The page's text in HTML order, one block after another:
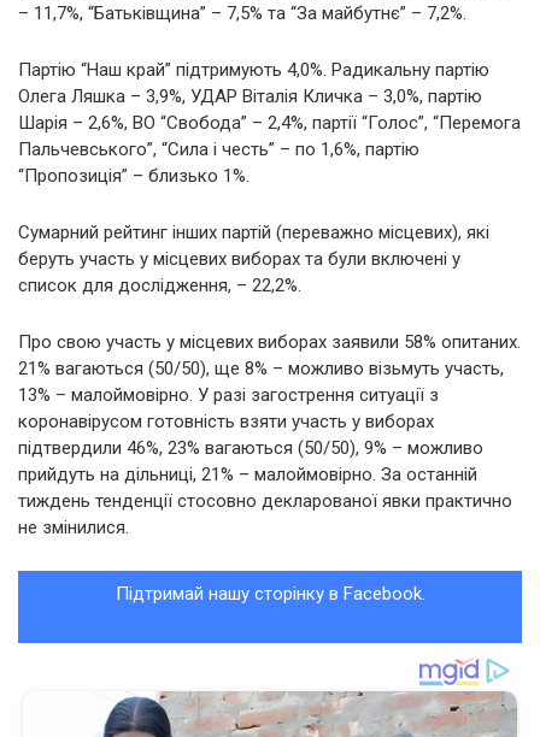
– 11,7%, “Батьківщина” – 7,5% та “За майбутнє” – 7,2%.
Партію “Наш край” підтримують 4,0%. Радикальну партію
Олега Ляшка – 3,9%, УДАР Віталія Кличка – 3,0%, партію
Шарія – 2,6%, ВО “Свобода” – 2,4%, партії “Голос”, “Перемога
Пальчевського”, “Сила і честь” – по 1,6%, партію
“Пропозиція” – близько 1%.
Сумарний рейтинг інших партій (переважно місцевих), які
беруть участь у місцевих виборах та були включені у
список для дослідження, – 22,2%.
Про свою участь у місцевих виборах заявили 58% опитаних.
21% вагаються (50/50), ще 8% – можливо візьмуть участь,
13% – малоймовірно. У разі загострення ситуації з
коронавірусом готовність взяти участь у виборах
підтвердили 46%, 23% вагаються (50/50), 9% – можливо
прийдуть на дільниці, 21% – малоймовірно. За останній
тиждень тенденції стосовно декларованої явки практично
не змінилися.
Підтримай нашу сторінку в Facebook.